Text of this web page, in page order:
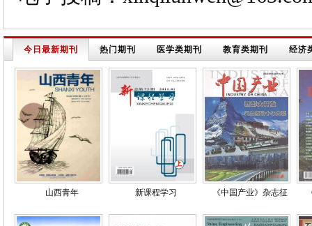
今日最新期刊 热门期刊 医学类期刊 教育类期刊 经济
山西青年 新课程学习 《中国产业》杂志征